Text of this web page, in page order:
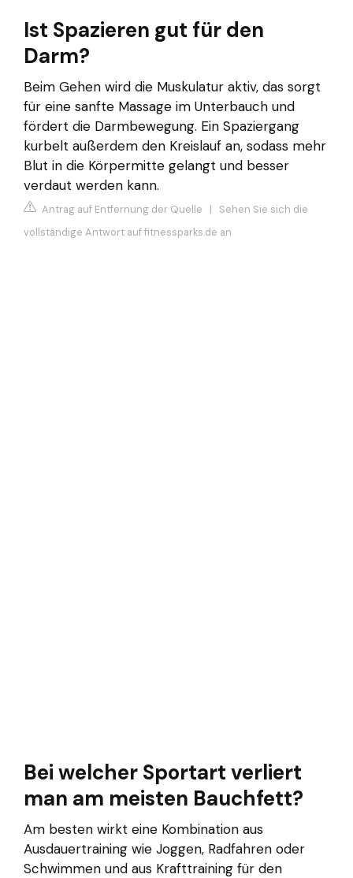
Ist Spazieren gut für den
Darm?
Beim Gehen wird die Muskulatur aktiv, das sorgt
für eine sanfte Massage im Unterbauch und
fördert die Darmbewegung. Ein Spaziergang
kurbelt außerdem den Kreislauf an, sodass mehr
Blut in die Körpermitte gelangt und besser
verdaut werden kann.
Antrag auf Entfernung der Quelle | Sehen Sie sich die
vollständige Antwort auf fitnessparks.de an
Bei welcher Sportart verliert
man am meisten Bauchfett?
Am besten wirkt eine Kombination aus
Ausdauertraining wie Joggen, Radfahren oder
Schwimmen und aus Krafttraining für den